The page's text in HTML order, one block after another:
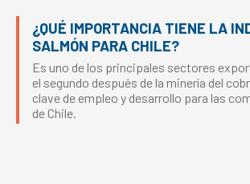
¿QUÉ IMPORTANCIA TIENE LA
SALMÓN PARA CHILE?
Es uno de los principales sectores
el segundo después de la minería del
clave de empleo y desarrollo para las
de Chile.